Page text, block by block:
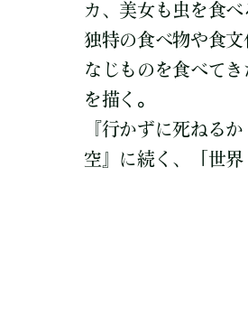
カ、美女も虫を食
独特の食べ物や食
なじものを食べて
を描く。
『行かずに死ねる
空』に続く、「世